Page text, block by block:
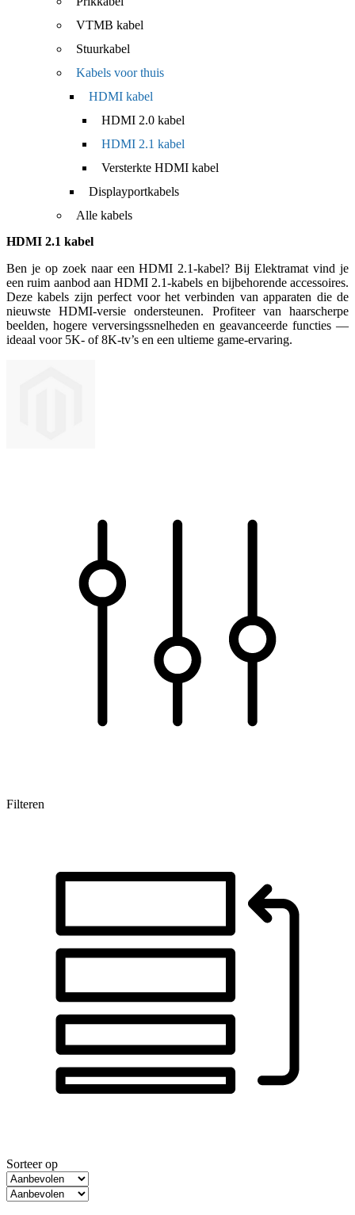
VTMB kabel
Stuurkabel
Kabels voor thuis
HDMI kabel
HDMI 2.0 kabel
HDMI 2.1 kabel
Versterkte HDMI kabel
Displayportkabels
Alle kabels
HDMI 2.1 kabel
Ben je op zoek naar een HDMI 2.1-kabel? Bij Elektramat vind je
een ruim aanbod aan HDMI 2.1-kabels en bijbehorende accessoires.
Deze kabels zijn perfect voor het verbinden van apparaten die de
nieuwste HDMI-versie ondersteunen. Profiteer van haarscherpe
beelden, hogere verversingssnelheden en geavanceerde functies —
ideaal voor 5K- of 8K-tv’s en een ultieme game-ervaring.
Filteren
Sorteer op